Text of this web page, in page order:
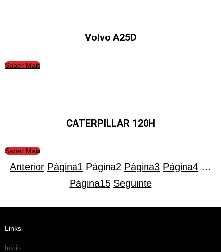
Volvo A25D
Saber Mais
CATERPILLAR 120H
Saber Mais
Anterior Página1 Página2 Página3 Página4 …
Página15 Seguinte
Links
Início